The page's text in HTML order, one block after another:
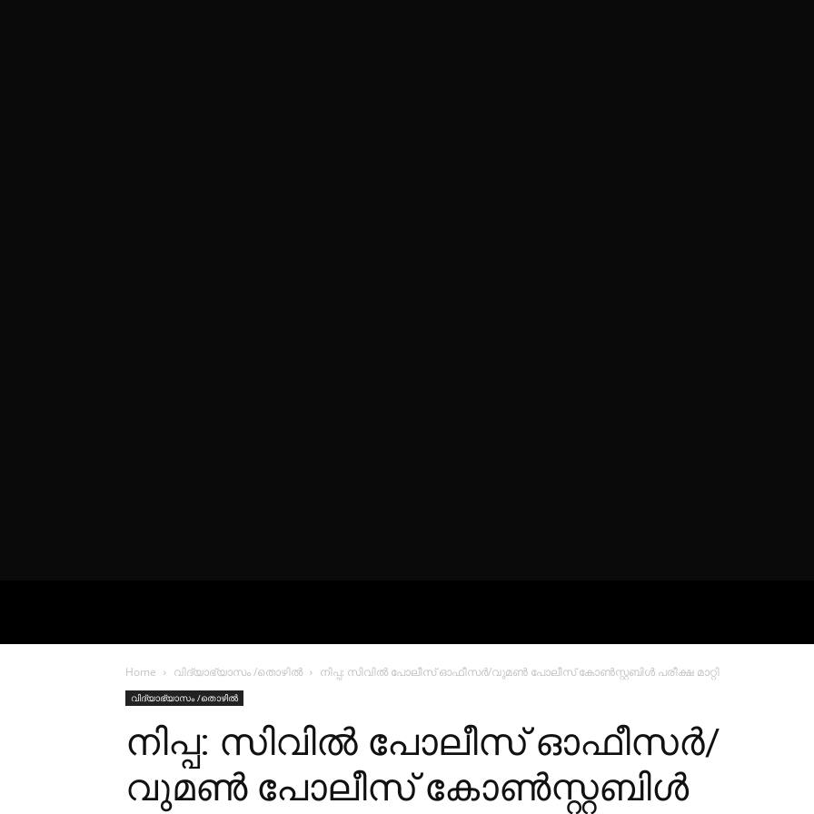
Home വിദ്യാഭ്യാസം /തൊഴിൽ നിപ്പ: സിവിൽ പോലീസ് ഓഫീസർ/വുമൺ പോലീസ് കോൺസ്റ്റബിൾ പരീക്ഷ മാറ്റി
വിദ്യാഭ്യാസം /തൊഴിൽ
നിപ്പ: സിവിൽ പോലീസ് ഓഫീസർ/
വുമൺ പോലീസ് കോൺസ്റ്റബിൾ